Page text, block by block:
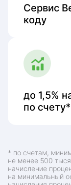
Сервис
коду
до 1,5%
по счету*
* по счетам,
не менее 500
начисление
на минимальный